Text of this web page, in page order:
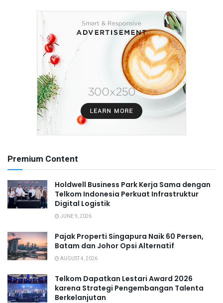
Premium Content
Holdwell Business Park Kerja Sama dengan
Telkom Indonesia Perkuat Infrastruktur
Digital Logistik
JUNE 9, 2026
Pajak Properti Singapura Naik 60 Persen,
Batam dan Johor Opsi Alternatif
AUGUST 4, 2026
Telkom Dapatkan Lestari Award 2026
karena Strategi Pengembangan Talenta
Berkelanjutan